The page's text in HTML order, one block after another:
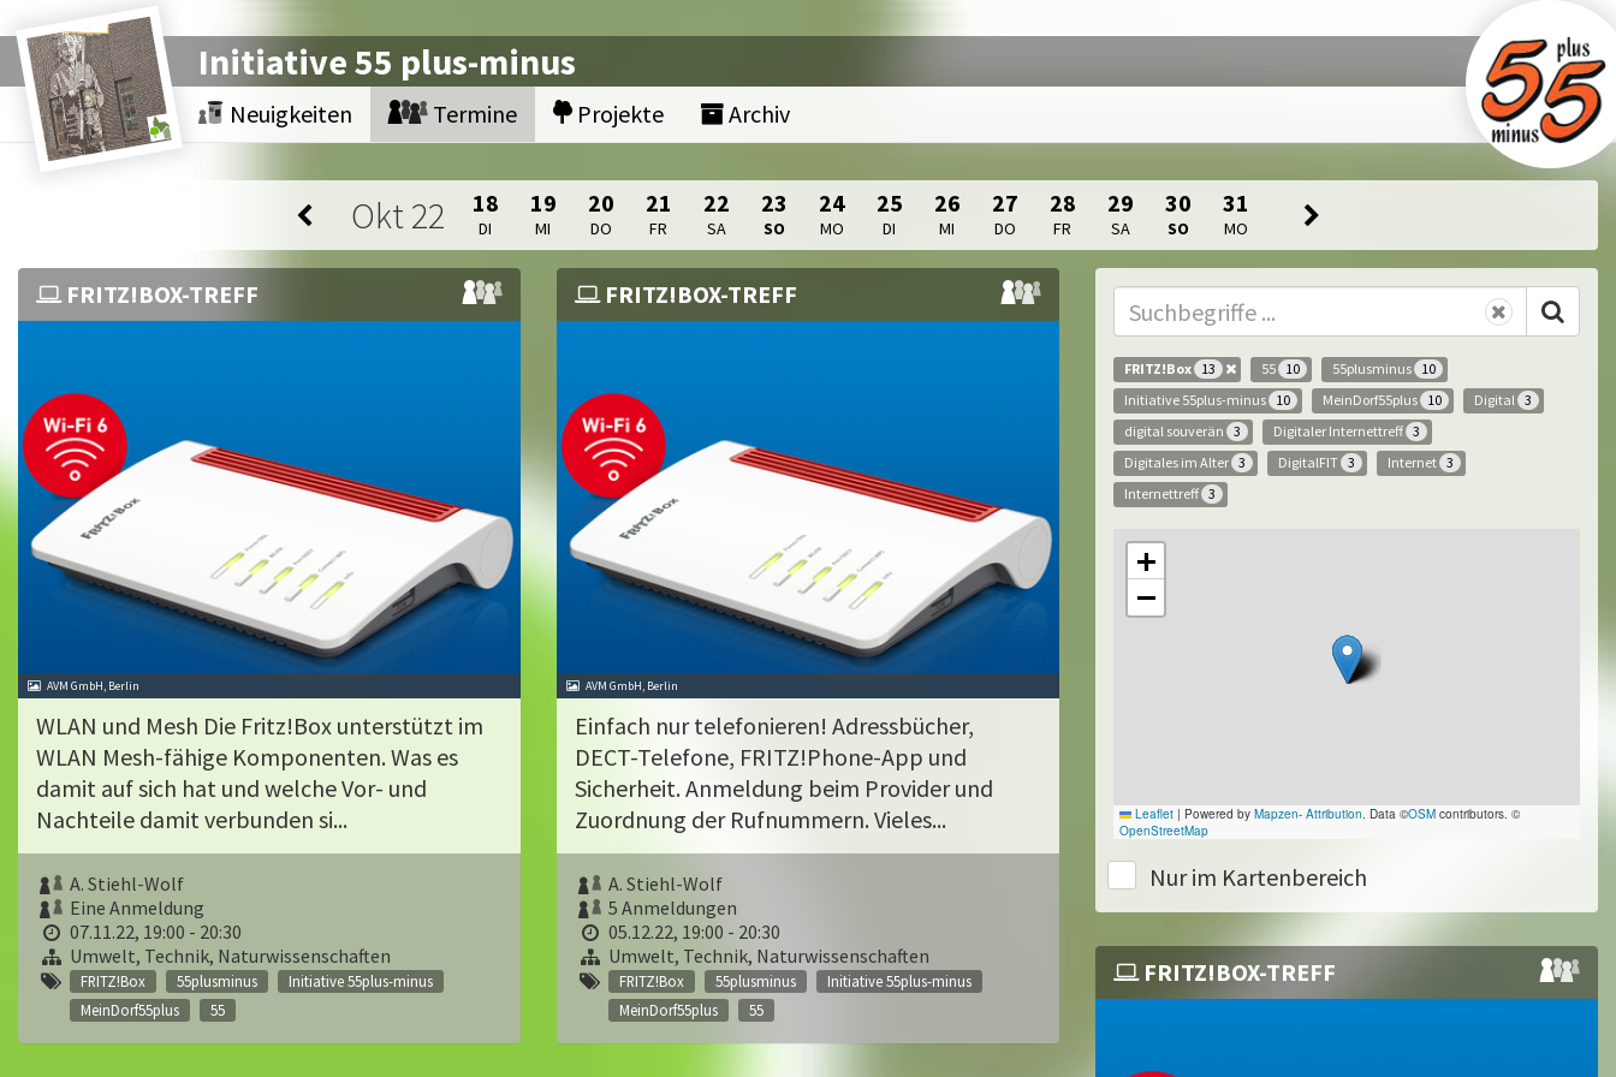
Initiative 55 plus-minus
Neuigkeiten Termine Projekte Archiv
Okt22 18
DI
19
MI
20
DO
21
FR
22
SA
23
SO
24
MO
25
DI
26
MI
27
DO
28
FR
29
SA
30
SO
31
MO
FRITZ!Box 13 55 10 55plusminus 10
Initiative 55plus-minus 10 MeinDorf55plus 10 Digital 3
digital souverän 3 Digitaler Internettreff 3
Digitales im Alter 3 DigitalFIT 3 Internet 3
Internettreff 3
+
−
Leaflet | Powered by Mapzen- Attribution. Data ©OSM contributors. ©
OpenStreetMap
Nur im Kartenbereich
FRITZ!BOX-TREFF
AVM GmbH, Berlin
WLAN und Mesh Die Fritz!Box unterstützt im
WLAN Mesh-fähige Komponenten. Was es
damit auf sich hat und welche Vor- und
Nachteile damit verbunden si...
A. Stiehl-Wolf
Eine Anmeldung
07.11.22, 19:00 - 20:30
Umwelt, Technik, Naturwissenschaften
FRITZ!Box 55plusminus
Initiative 55plus-minus
MeinDorf55plus
55
FRITZ!BOX-TREFF
AVM GmbH, Berlin
Einfach nur telefonieren! Adressbücher,
DECT-Telefone, FRITZ!Phone-App und
Sicherheit. Anmeldung beim Provider und
Zuordnung der Rufnummern. Vieles...
A. Stiehl-Wolf
5 Anmeldungen
05.12.22, 19:00 - 20:30
Umwelt, Technik, Naturwissenschaften
FRITZ!Box 55plusminus
Initiative 55plus-minus
MeinDorf55plus
55
FRITZ!BOX-TREFF